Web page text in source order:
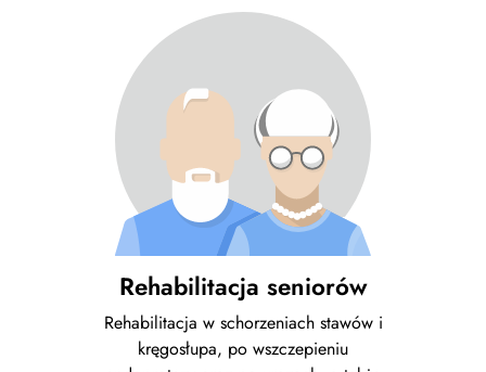
Rehabilitacja seniorów
Rehabilitacja w schorzeniach stawów i
kręgosłupa, po wszczepieniu